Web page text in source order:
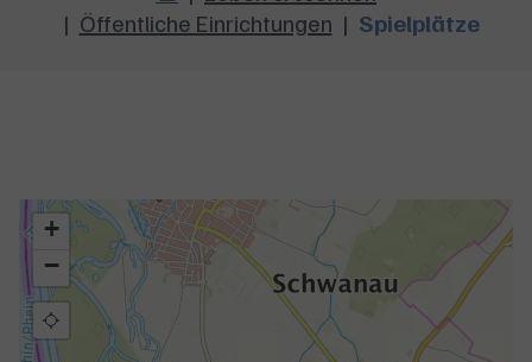
Öffentliche Einrichtungen
Spielplätze